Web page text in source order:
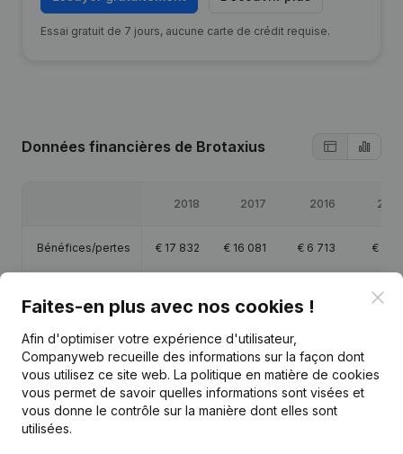
Essai gratuit de 7 jours, aucune carte de crédit requise.
Données financières de Brotaxius
2018 2017 2016 2015
Bénéfices/pertes € 17 832 € 16 081 € 6 713 €
27 620
Marge brute €26 030 €25 675
Faites-en plus avec nos cookies !
Afin d'optimiser votre expérience d'utilisateur,
Companyweb recueille des informations sur la façon dont
vous utilisez ce site web. La politique en matière de cookies
vous permet de savoir quelles informations sont visées et
vous donne le contrôle sur la manière dont elles sont
utilisées.